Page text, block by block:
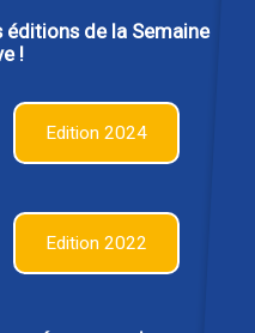
éditions de la Semaine
!
Edition 2024
Edition 2022